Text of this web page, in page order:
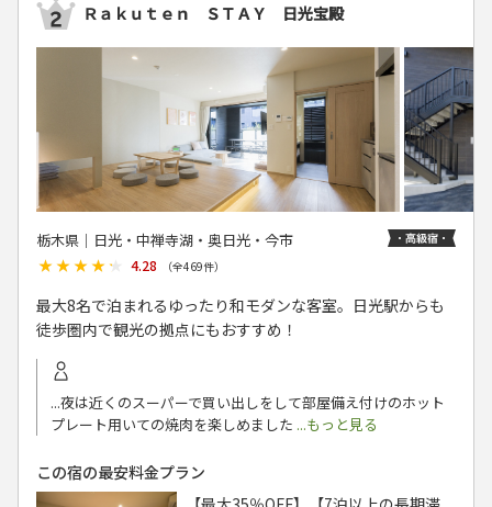
Ｒａｋｕｔｅｎ ＳＴＡＹ 日光宝殿
栃木県│日光・中禅寺湖・奥日光・今市
★★★★★
★★★★★ 4.28 （全469件）
最大8名で泊まれるゆったり和モダンな客室。日光駅からも
徒歩圏内で観光の拠点にもおすすめ！
...夜は近くのスーパーで買い出しをして部屋備え付けのホット
プレート用いての焼肉を楽しめました ...もっと見る
この宿の最安料金プラン